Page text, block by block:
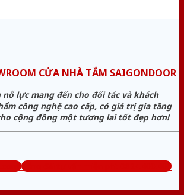
CỬA NHÀ TẮM SAIGONDOOR
nỗ lực mang đến cho đối tác và khách
công nghệ cao cấp, có giá trị gia tăng
cộng đồng một tương lai tốt đẹp hơn!
Tổng đài tư vấn miễn phí: 0824.400.400